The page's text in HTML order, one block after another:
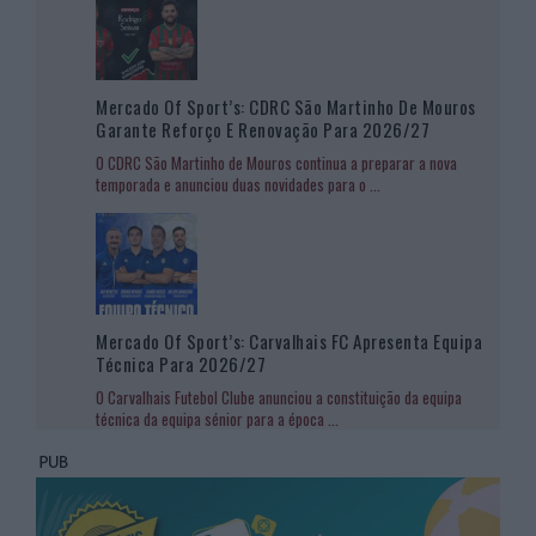
Mercado Of Sport’s: CDRC São Martinho De Mouros
Garante Reforço E Renovação Para 2026/27
O CDRC São Martinho de Mouros continua a preparar a nova
temporada e anunciou duas novidades para o ...
Mercado Of Sport’s: Carvalhais FC Apresenta Equipa
Técnica Para 2026/27
O Carvalhais Futebol Clube anunciou a constituição da equipa
técnica da equipa sénior para a época ...